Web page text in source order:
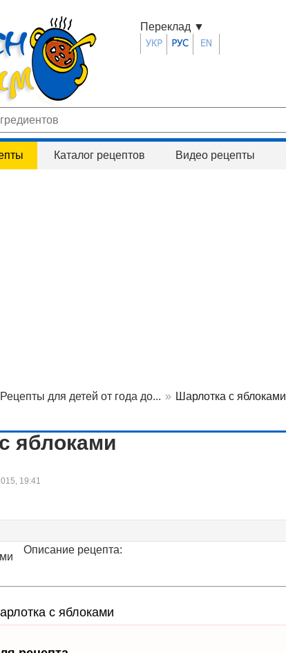
Переклад ▼
Каталог рецептов Видео рецепты
Рецепты для детей от года до... » Шарлотка с яблоками
яблоками
19:41
Описание рецепта:
с яблоками